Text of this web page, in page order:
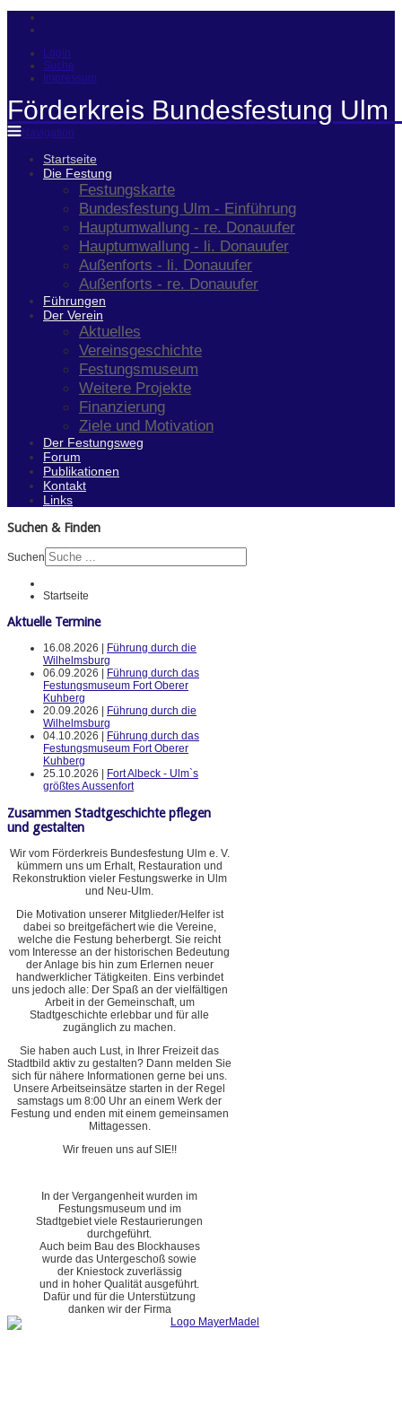
Login
Suche
Impressum
Förderkreis Bundesfestung Ulm
Navigation
Startseite
Die Festung
Festungskarte
Bundesfestung Ulm - Einführung
Hauptumwallung - re. Donauufer
Hauptumwallung - li. Donauufer
Außenforts - li. Donauufer
Außenforts - re. Donauufer
Führungen
Der Verein
Aktuelles
Vereinsgeschichte
Festungsmuseum
Weitere Projekte
Finanzierung
Ziele und Motivation
Der Festungsweg
Forum
Publikationen
Kontakt
Links
Suchen & Finden
Suchen
Startseite
Aktuelle Termine
16.08.2026 |
Führung durch die
Wilhelmsburg
06.09.2026 |
Führung durch das
Festungsmuseum Fort Oberer
Kuhberg
20.09.2026 |
Führung durch die
Wilhelmsburg
04.10.2026 |
Führung durch das
Festungsmuseum Fort Oberer
Kuhberg
25.10.2026 |
Fort Albeck - Ulm`s
größtes Aussenfort
Zusammen Stadtgeschichte pflegen
und gestalten
Wir vom Förderkreis Bundesfestung Ulm e. V.
kümmern uns um Erhalt, Restauration und
Rekonstruktion vieler Festungswerke in Ulm
und Neu-Ulm.
Die Motivation unserer Mitglieder/Helfer ist
dabei so breitgefächert wie die Vereine,
welche die Festung beherbergt. Sie reicht
vom Interesse an der historischen Bedeutung
der Anlage bis hin zum Erlernen neuer
handwerklicher Tätigkeiten. Eins verbindet
uns jedoch alle: Der Spaß an der vielfältigen
Arbeit in der Gemeinschaft, um
Stadtgeschichte erlebbar und für alle
zugänglich zu machen.
Sie haben auch Lust, in Ihrer Freizeit das
Stadtbild aktiv zu gestalten? Dann melden Sie
sich für nähere Informationen gerne bei uns.
Unsere Arbeitseinsätze starten in der Regel
samstags um 8:00 Uhr an einem Werk der
Festung und enden mit einem gemeinsamen
Mittagessen.
Wir freuen uns auf SIE!!
In der Vergangenheit wurden im
Festungsmuseum und im
Stadtgebiet viele Restaurierungen
durchgeführt.
Auch beim Bau des Blockhauses
wurde das Untergeschoß sowie
der Kniestock zuverlässig
und in hoher Qualität ausgeführt.
Dafür und für die Unterstützung
danken wir der Firma